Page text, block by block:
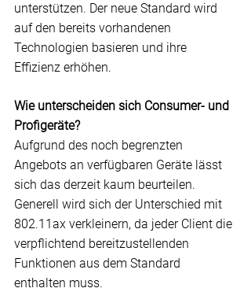
unterstützen. Der neue Standard wird
auf den bereits vorhandenen
Technologien basieren und ihre
Effizienz erhöhen.
Wie unterscheiden sich Consumer- und
Profigeräte?
Aufgrund des noch begrenzten
Angebots an verfügbaren Geräte lässt
sich das derzeit kaum beurteilen.
Generell wird sich der Unterschied mit
802.11ax verkleinern, da jeder Client die
verpflichtend bereitzustellenden
Funktionen aus dem Standard
enthalten muss.